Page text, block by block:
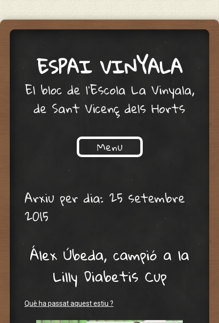
ESPAI VINYALA
El bloc de l'Escola La Vinyala,
de Sant Vicenç dels Horts
Menu
Arxiu per dia: 25 setembre
2015
Álex Úbeda, campió a la
Lilly Diabetis Cup
Què ha passat aquest estiu ?